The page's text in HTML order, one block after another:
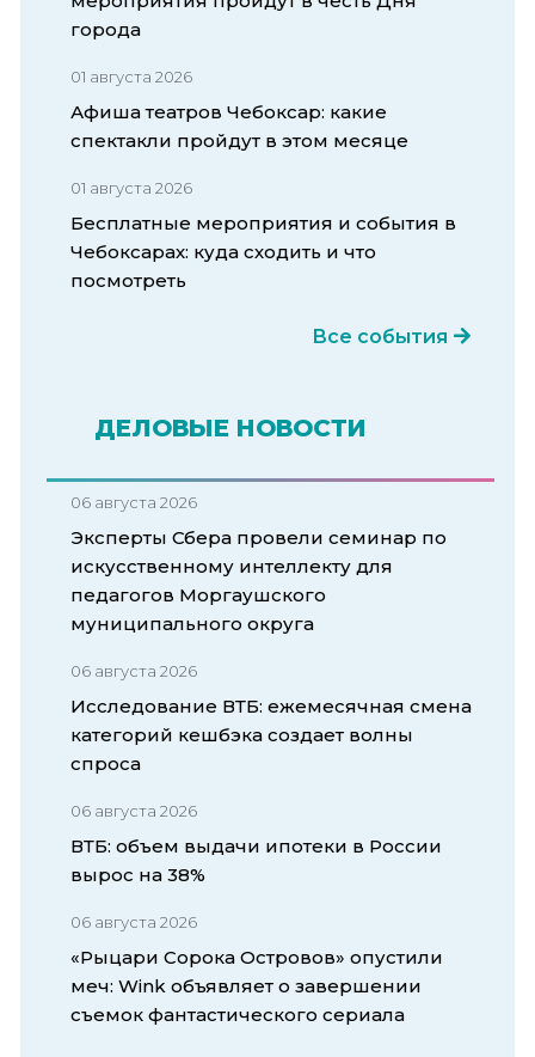
города
01 августа 2026
Афиша театров Чебоксар: какие
спектакли пройдут в этом месяце
01 августа 2026
Бесплатные мероприятия и события в
Чебоксарах: куда сходить и что
посмотреть
Все события
ДЕЛОВЫЕ НОВОСТИ
06 августа 2026
Эксперты Сбера провели семинар по
искусственному интеллекту для
педагогов Моргаушского
муниципального округа
06 августа 2026
Исследование ВТБ: ежемесячная смена
категорий кешбэка создает волны
спроса
06 августа 2026
ВТБ: объем выдачи ипотеки в России
вырос на 38%
06 августа 2026
«Рыцари Сорока Островов» опустили
меч: Wink объявляет о завершении
съемок фантастического сериала